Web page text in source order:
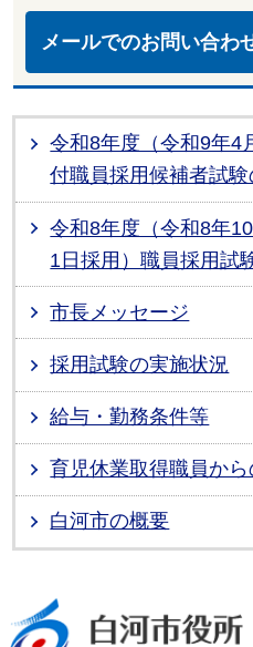
メールでのお問い合わ
令和8年度（令和9年4
付職員採用候補者試
令和8年度（令和8年
1日採用）職員採用試
市長メッセージ
採用試験の実施状況
給与・勤務条件等
育児休業取得職員か
白河市の概要